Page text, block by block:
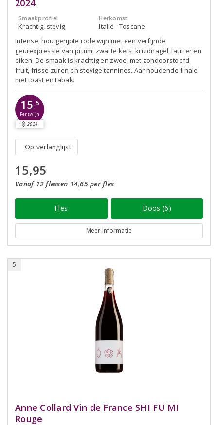
2024
Smaakprofiel
Krachtig, stevig
Herkomst
Italië - Toscane
Intense, houtgerijpte rode wijn met een verfijnde
geurexpressie van pruim, zwarte kers, kruidnagel, laurier en
eiken. De smaak is krachtig en zwoel met zondoorstoofd
fruit, frisse zuren en stevige tannines. Aanhoudende finale
met toast en tabak.
15 ,5
Perswijn
2024
Op verlanglijst
15,95
Vanaf 12 flessen 14,65 per fles
Fles Doos (6)
Meer informatie
5
Anne Collard Vin de France SHI FU MI
Rouge